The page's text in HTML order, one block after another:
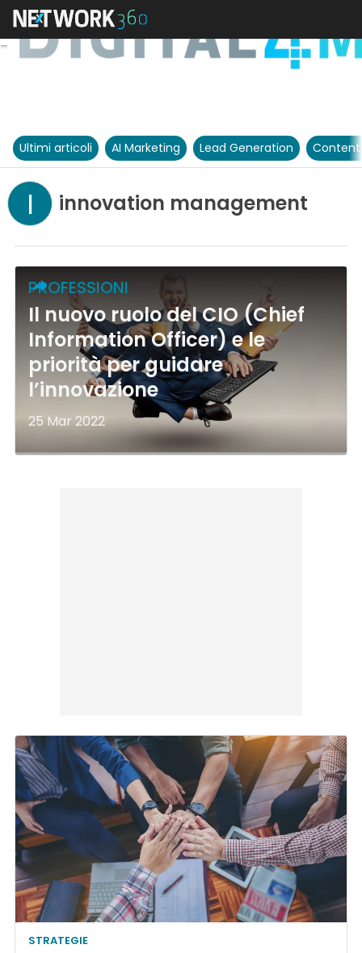
Ultimi articoli AI Marketing Lead Generation
I innovation management
PROFESSIONI
Il nuovo ruolo del CIO (Chief
Information Officer) e le
priorità per guidare
l’innovazione
25 Mar 2022
STRATEGIE